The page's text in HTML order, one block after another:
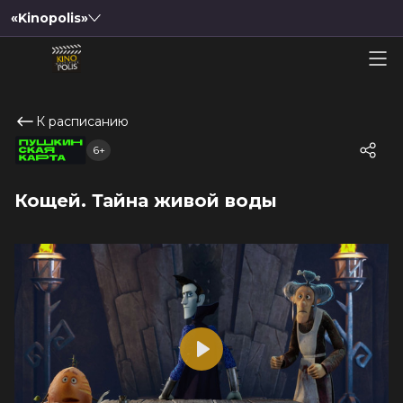
«Kinopolis»
К расписанию
Кощей. Тайна живой воды
6+
Play